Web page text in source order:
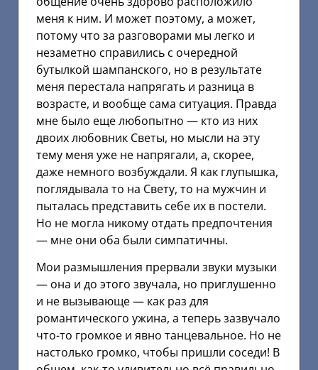
меня к ним. И может поэтому, а может,
потому что за разговорами мы легко и
незаметно справились с очередной
бутылкой шампанского, но в результате
меня перестала напрягать и разница в
возрасте, и вообще сама ситуация. Правда
мне было еще любопытно — кто из них
двоих любовник Светы, но мысли на эту
тему меня уже не напрягали, а, скорее,
даже немного возбуждали. Я как глупышка,
поглядывала то на Свету, то на мужчин и
пыталась представить себе их в постели.
Но не могла никому отдать предпочтения
— мне они оба были симпатичны.
Мои размышления прервали звуки музыки
— она и до этого звучала, но приглушенно
и не вызывающе — как раз для
романтического ужина, а теперь зазвучало
что-то громкое и явно танцевальное. Но не
настолько громко, чтобы пришли соседи! В